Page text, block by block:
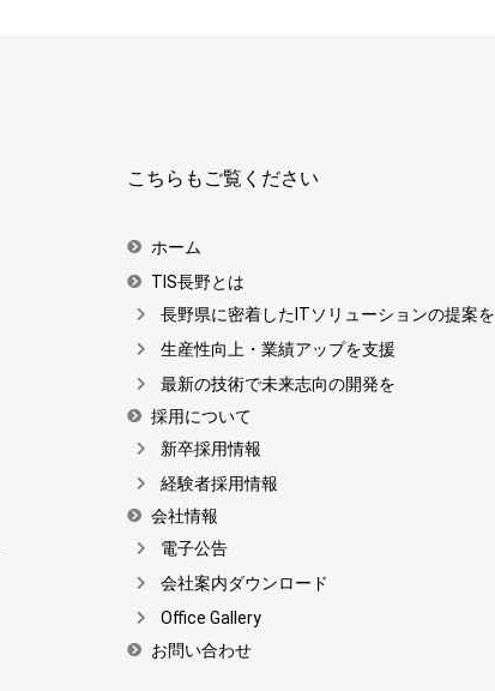
こちらもご覧ください
ホーム
TIS長野とは
長野県に密着したITソリューションの提案を
生産性向上・業績アップを支援
最新の技術で未来志向の開発を
採用について
新卒採用情報
経験者採用情報
会社情報
電子公告
会社案内ダウンロード
Office Gallery
お問い合わせ